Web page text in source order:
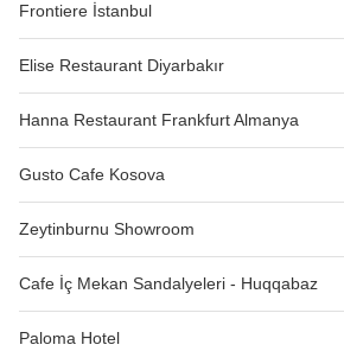
Frontiere İstanbul
Elise Restaurant Diyarbakır
Hanna Restaurant Frankfurt Almanya
Gusto Cafe Kosova
Zeytinburnu Showroom
Cafe İç Mekan Sandalyeleri - Huqqabaz
Paloma Hotel